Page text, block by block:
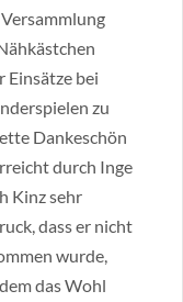
Einsätze bei
zu
Dankeschön
durch Inge
Kinz sehr
dass er nicht
wurde,
das Wohl